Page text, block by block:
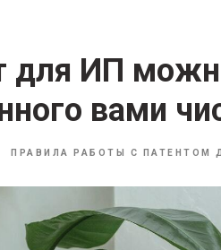
для ИП
вами
ПРАВИЛА РАБОТЫ С ПАТЕНТОМ